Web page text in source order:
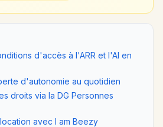
d'accès à l'ARR et l'AI en
d'autonomie au quotidien
droits via la DG Personnes
avec I am Beezy